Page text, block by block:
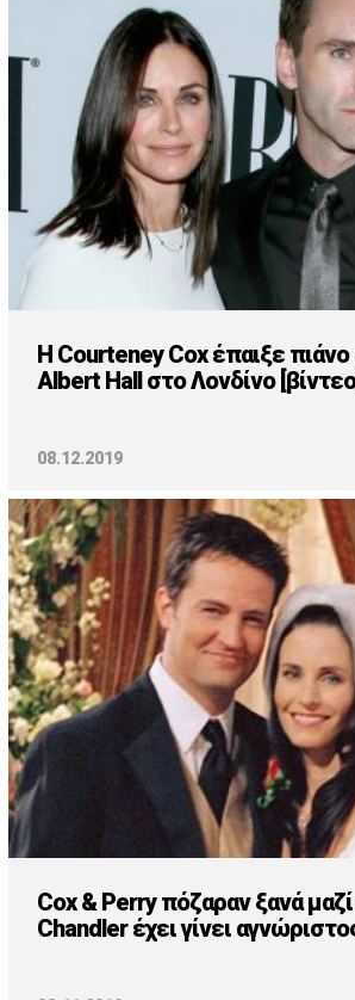
H Courteney Cox έπαιξε
Albert Hall στο Λονδίνο
08.12.2019
Cox & Perry πόζαραν ξανά μαζί
Chandler έχει γίνει